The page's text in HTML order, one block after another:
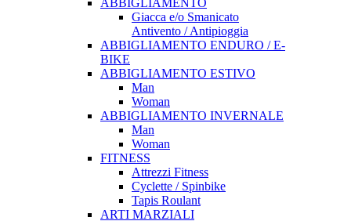
ABBIGLIAMENTO
Giacca e/o Smanicato
Antivento / Antipioggia
ABBIGLIAMENTO ENDURO / E-
BIKE
ABBIGLIAMENTO ESTIVO
Man
Woman
ABBIGLIAMENTO INVERNALE
Man
Woman
FITNESS
Attrezzi Fitness
Cyclette / Spinbike
Tapis Roulant
ARTI MARZIALI